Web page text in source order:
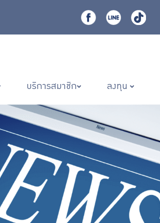
บริการสมาชิก ลงทุน